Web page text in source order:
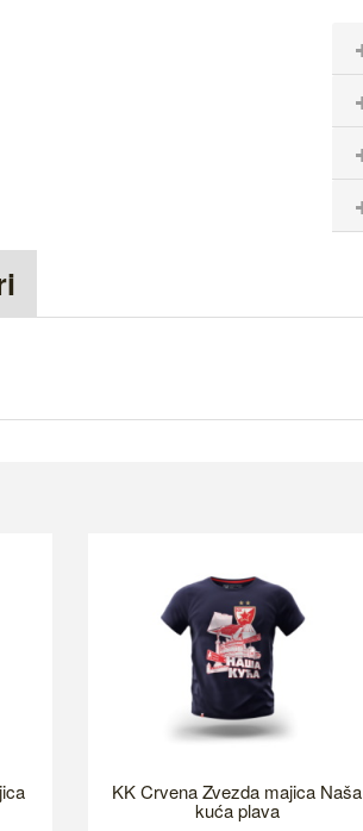
KK Crvena Zvezda majica Naša
kuća plava